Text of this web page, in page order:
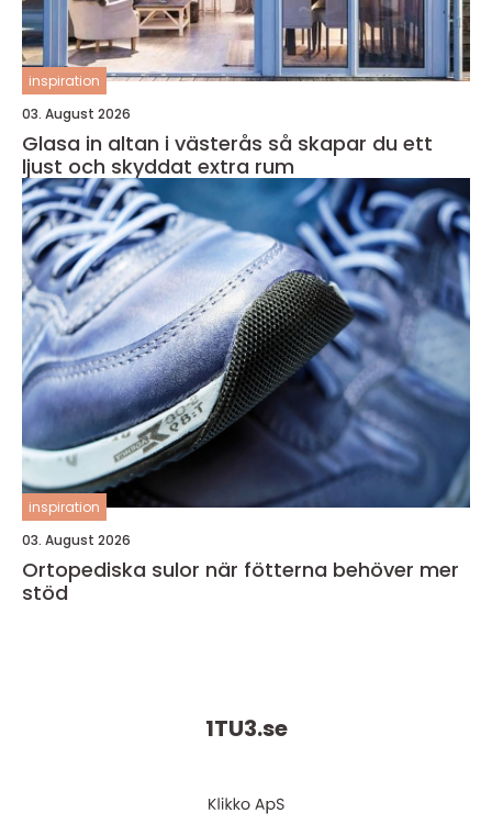
inspiration
03. August 2026
Glasa in altan i västerås så skapar du ett
ljust och skyddat extra rum
inspiration
03. August 2026
Ortopediska sulor när fötterna behöver mer
stöd
1TU3.se